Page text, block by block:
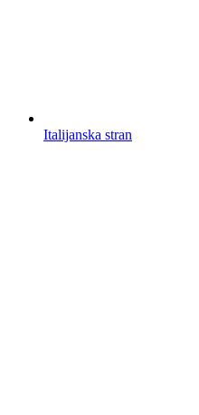
Italijanska stran